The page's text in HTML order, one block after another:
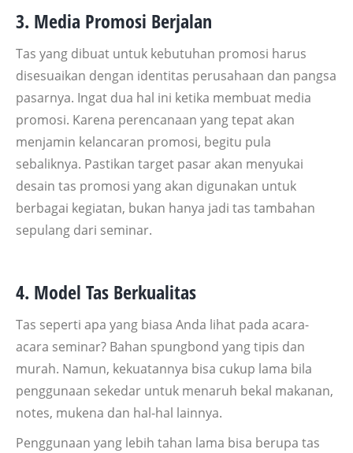
3. Media Promosi Berjalan
Tas yang dibuat untuk kebutuhan promosi harus
disesuaikan dengan identitas perusahaan dan pangsa
pasarnya. Ingat dua hal ini ketika membuat media
promosi. Karena perencanaan yang tepat akan
menjamin kelancaran promosi, begitu pula
sebaliknya. Pastikan target pasar akan menyukai
desain tas promosi yang akan digunakan untuk
berbagai kegiatan, bukan hanya jadi tas tambahan
sepulang dari seminar.
4. Model Tas Berkualitas
Tas seperti apa yang biasa Anda lihat pada acara-
acara seminar? Bahan spungbond yang tipis dan
murah. Namun, kekuatannya bisa cukup lama bila
penggunaan sekedar untuk menaruh bekal makanan,
notes, mukena dan hal-hal lainnya.
Penggunaan yang lebih tahan lama bisa berupa tas